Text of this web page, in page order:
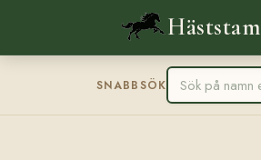
Häststam
SNABBSÖK